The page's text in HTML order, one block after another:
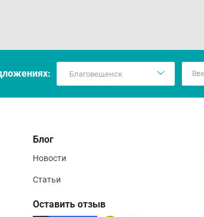
Блог
Новости
Статьи
Оставить отзыв